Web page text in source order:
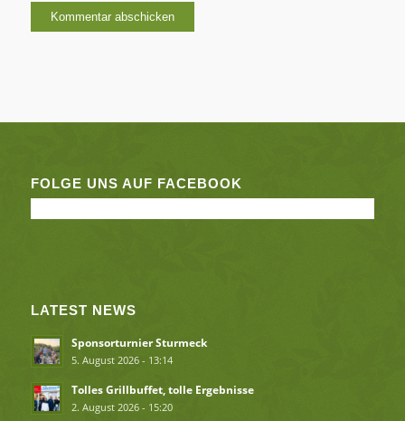
FOLGE UNS AUF FACEBOOK
LATEST NEWS
Sponsorturnier Sturmeck
5. August 2026 - 13:14
Tolles Grillbuffet, tolle Ergebnisse
2. August 2026 - 15:20